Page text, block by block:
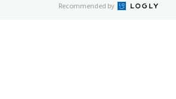
Recommended by